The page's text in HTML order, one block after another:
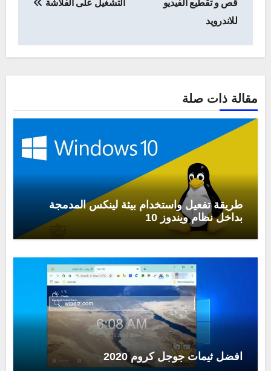
قص و تقطيع الفيديو
للاندرويد
التشغيل على الفلاشة
مقالة ذات صلة
طريقة تفعيل واستخدام بيئة لينكس المدمجة
بداخل نظام ويندوز 10
افضل ثيمات جوجل كروم 2020